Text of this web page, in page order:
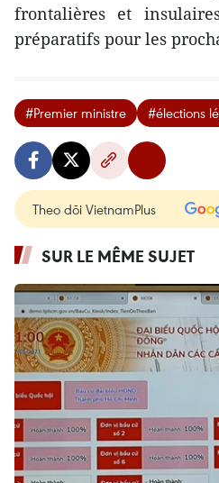
frontalières et
préparatifs pour les
#Premier ministre #élections
Theo dõi VietnamPlus
SUR LE MÊME SUJET